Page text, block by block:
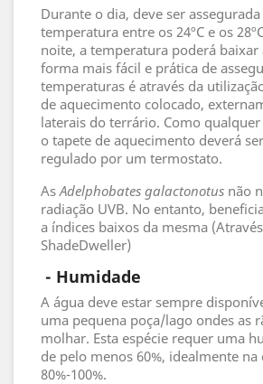
Durante o dia, deve ser
temperatura entre os 24ºC e os
noite, a temperatura poderá baixar
forma mais fácil e prática de
temperaturas é através da
de aquecimento colocado,
laterais do terrário. Como
o tapete de aquecimento deverá
regulado por um termostato.
AsAdelphobates galactonotus não
radiação UVB. No entanto,
a índices baixos da mesma
ShadeDweller)
- Humidade
A água deve estar sempre
uma pequena poça/lago ondes as
molhar. Esta espécie requer uma
de pelo menos 60%, idealmente na
80%-100%.